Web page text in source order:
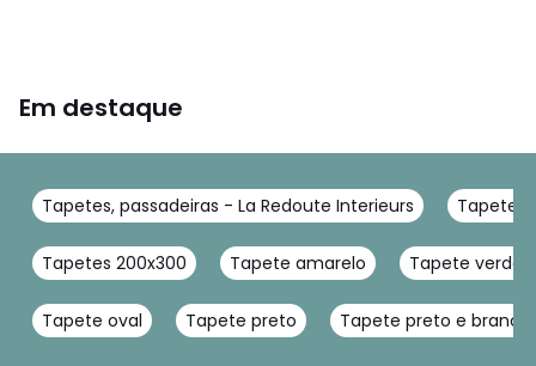
Em destaque
Tapetes, passadeiras - La Redoute Interieurs Tapetes
Tapetes 200x300 Tapete amarelo Tapete verde
Tapete oval Tapete preto Tapete preto e branco